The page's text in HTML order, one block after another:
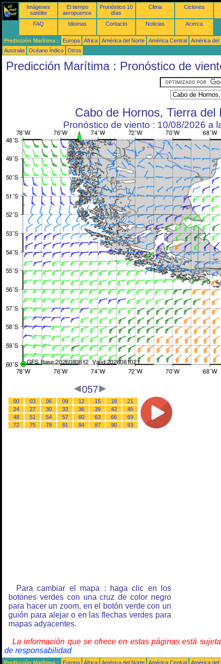
Imágenes
satélite
El tiempo
aeropuertos
Pronóstico 10
días
Clima Ciclones
FAQ Idiomas Contacto Noticias Acerca
Predicción Marítima : Europa África América del Norte América Central
América del
Australia
Océano Índico Otros
Predicción Marítima : Pronóstico de
Cabo de Hornos, Tierra del
Pronóstico de viento : 10/08/2026 a
057
00 03 06 09 12 15 18
21
24
27 30 33 36 39 42
45
48
51 54 57 60 63 66
69
72
75 78 81 84 87 90 93
Para cambiar el mapa : haga clic en los
botones verdes con una cruz de color negro
para hacer un zoom, en el botón verde con un
guión para alejar o en las flechas verdes para
mapas adyacentes.
La información que se ofrece en estas páginas está
de responsabilidad
Predicción Marítima : Europa África América del Norte América Central
América del